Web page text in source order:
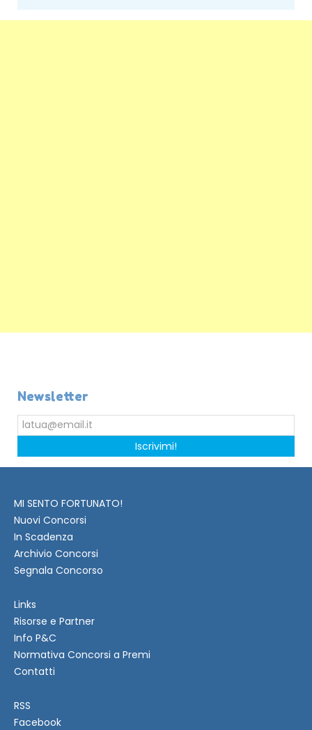
Newsletter
Iscrivimi!
MI SENTO FORTUNATO!
Nuovi Concorsi
In Scadenza
Archivio Concorsi
Segnala Concorso
Links
Risorse e Partner
Info P&C
Normativa Concorsi a Premi
Contatti
RSS
Facebook